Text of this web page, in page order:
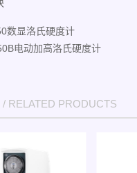
数显洛氏硬度计
电动加高洛氏硬度计
/ RELATED PRODUCTS